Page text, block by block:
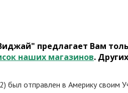
предлагает Вам
наших магазинов.
отправлен в Америку своим